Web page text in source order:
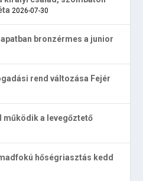
2026-07-30
bronzérmes a junior
rend változása Fejér
működik a levegőztető
hőségriasztás kedd